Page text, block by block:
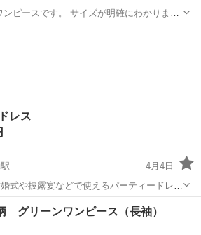
イズが明確にわかりませ
レス
4月4日
の大きめ花柄が被らないです♪セミフォー
で
動駅
グリーンワンピース（長袖）